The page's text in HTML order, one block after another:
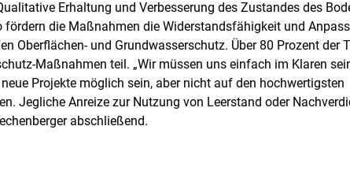
Erhaltung und Verbesserung des Zustandes des
fördern die Maßnahmen die Widerstandsfähigkeit und
Oberflächen- und Grundwasserschutz. Über 80 Prozent der
Maßnahmen teil. „Wir müssen uns einfach im Klaren
Projekte möglich sein, aber nicht auf den hochwertigsten
Jegliche Anreize zur Nutzung von Leerstand oder
abschließend.